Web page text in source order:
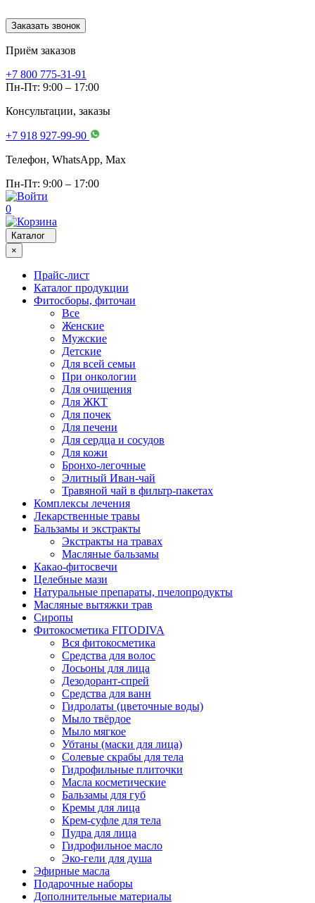
Заказать звонок
Приём заказов
+7 800 775-31-91
Пн-Пт: 9:00 – 17:00
Консультации, заказы
+7 918 927-99-90
Телефон, WhatsApp, Мах
Пн-Пт: 9:00 – 17:00
0
Каталог
×
Прайс-лист
Каталог продукции
Фитосборы, фиточаи
Все
Женские
Мужские
Детские
Для всей семьи
При онкологии
Для очищения
Для ЖКТ
Для почек
Для печени
Для сердца и сосудов
Для кожи
Бронхо-легочные
Элитный Иван-чай
Травяной чай в фильтр-пакетах
Комплексы лечения
Лекарственные травы
Бальзамы и экстракты
Экстракты на травах
Масляные бальзамы
Какао-фитосвечи
Целебные мази
Натуральные препараты, пчелопродукты
Масляные вытяжки трав
Сиропы
Фитокосметика FITODIVA
Вся фитокосметика
Средства для волос
Лосьоны для лица
Дезодорант-спрей
Средства для ванн
Гидролаты (цветочные воды)
Мыло твёрдое
Мыло мягкое
Убтаны (маски для лица)
Солевые скрабы для тела
Гидрофильные плиточки
Масла косметические
Бальзамы для губ
Кремы для лица
Крем-суфле для тела
Пудра для лица
Гидрофильное масло
Эко-гели для душа
Эфирные масла
Подарочные наборы
Дополнительные материалы